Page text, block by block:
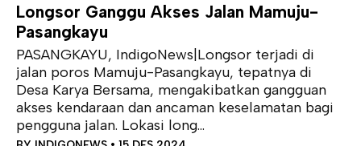
Longsor Ganggu Akses Jalan Mamuju-
Pasangkayu
PASANGKAYU, IndigoNews|Longsor terjadi di
jalan poros Mamuju-Pasangkayu, tepatnya di
Desa Karya Bersama, mengakibatkan gangguan
akses kendaraan dan ancaman keselamatan bagi
pengguna jalan. Lokasi long...